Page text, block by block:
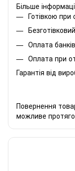
Більше
Готівкою при
Оплата
Оплата при
Гарантія від
Повернення
можливе